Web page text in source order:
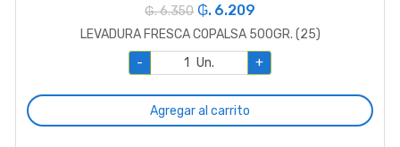
₲. 6.350 ₲. 6.209
LEVADURA FRESCA COPALSA 500GR. (25)
-
Un. +
Agregar al carrito